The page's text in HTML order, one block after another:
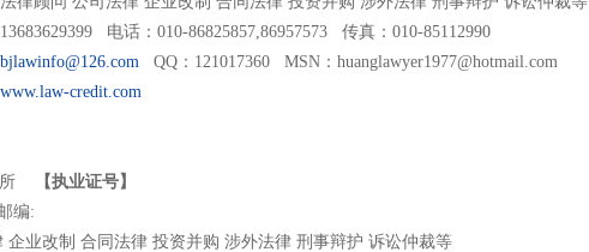
13683629399 电话：010-86825857,86957573 传真：010-85112990
bjlawinfo@126.comQQ：121017360 MSN：huanglawyer1977@hotmail.com
www.law-credit.com
所
【执业证号】
编:
企业改制 合同法律 投资并购 涉外法律 刑事辩护 诉讼仲裁等